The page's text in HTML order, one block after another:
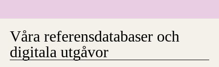
Våra referensdatabaser och
digitala utgåvor